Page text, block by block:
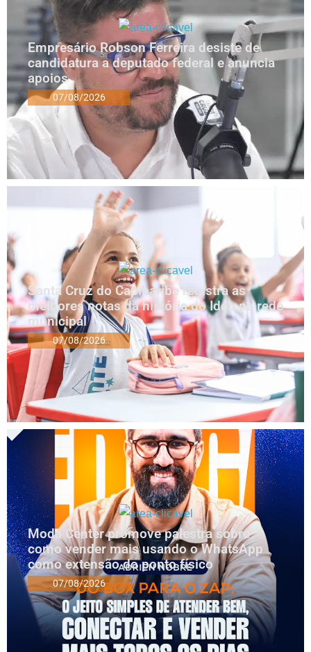
Empresário Robson Ferreira desiste de
candidatura a deputado federal e anuncia
apoios
07/08/2026
Santa Cruz do Capibaribe registra as
melhores notas da história do Ideb na rede
municipal
07/08/2026
Moda Center promove palestra sobre
como vender mais usando o WhatsApp
como extensão do ponto físico
07/08/2026